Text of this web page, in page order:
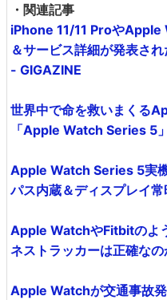
・関連記事
iPhone 11/11 Proや
＆サービス詳細が発表さ
- GIGAZINE
世界中で命を救いまくる
「Apple Watch Series 5
Apple Watch Series 5実
パス内蔵＆ディスプレイ
Apple WatchやFitbitのよ
ネストラッカーは正確な
Apple Watchが交通事故